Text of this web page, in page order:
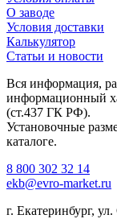
О заводе
Условия доставки
Калькулятор
Статьи и новости
Вся информация,
информационный
(ст.437 ГК РФ).
Установочные
каталоге.
8 800 302 32 14
ekb@evro-market.ru
г. Екатеринбург,